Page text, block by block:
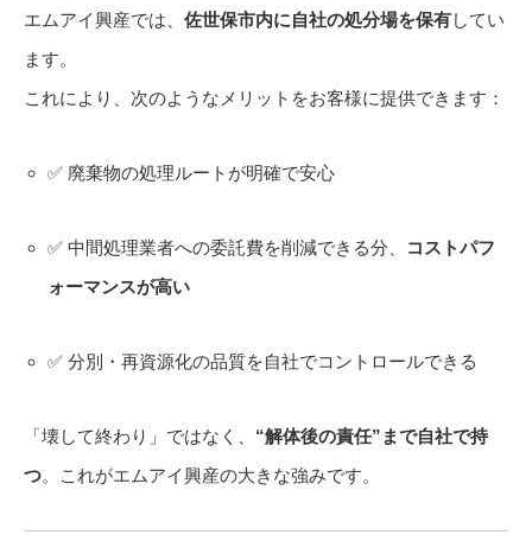
エムアイ興産では、 佐世保市内に自社の処分場を保有してい
ます。
これにより、次のようなメリットをお客様に提供できます：
✅ 廃棄物の処理ルートが明確で安心
✅ 中間処理業者への委託費を削減できる分、
コストパフ
ォーマンスが高い
✅ 分別・再資源化の品質を自社でコントロールできる
「壊して終わり」ではなく、 “解体後の責任”まで自社で持
つ。これがエムアイ興産の大きな強みです。